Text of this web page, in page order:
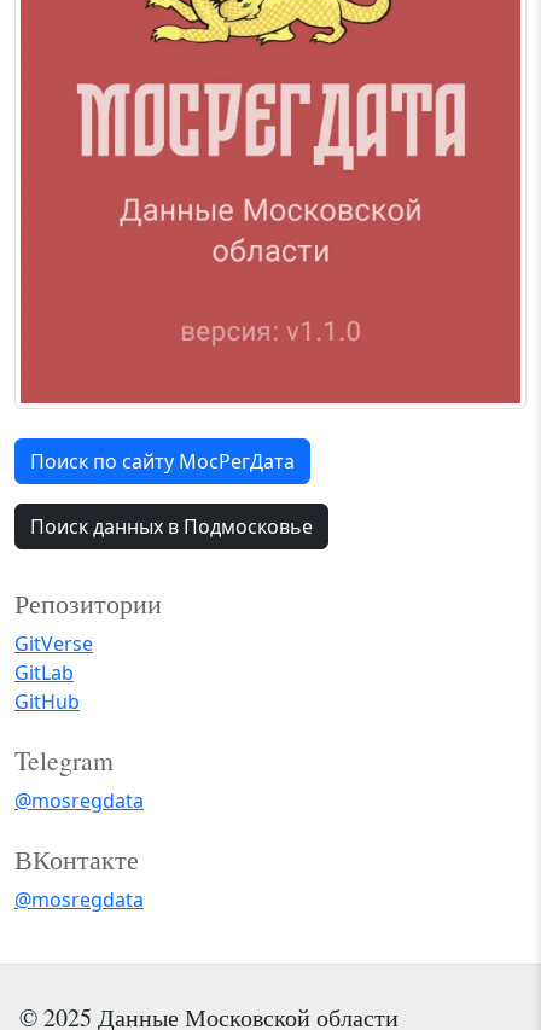
Поиск по сайту МосРегДата
Поиск данных в Подмосковье
Репозитории
GitVerse
GitLab
GitHub
Telegram
@mosregdata
ВКонтакте
@mosregdata
© 2025 Данные Московской области